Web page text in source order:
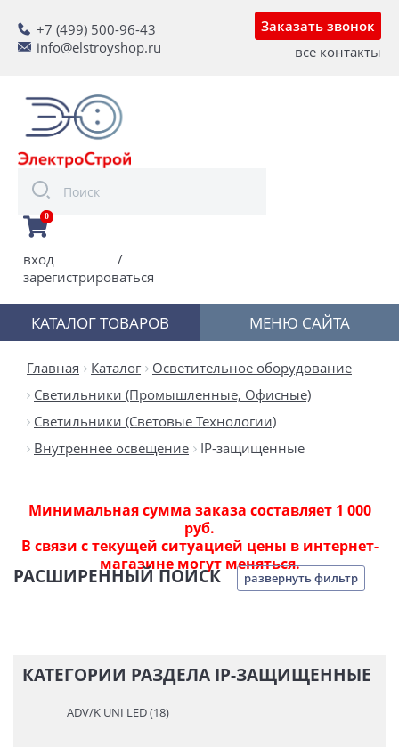
+7 (499) 500-96-43
info@elstroyshop.ru
Заказать звонок
все контакты
0
вход
/
зарегистрироваться
КАТАЛОГ ТОВАРОВ МЕНЮ САЙТА
Главная Каталог
Осветительное оборудование
Светильники (Промышленные, Офисные)
Светильники (Световые Технологии)
Внутреннее освещение
IP-защищенные
Минимальная сумма заказа составляет 1 000
руб.
В связи с текущей ситуацией цены в интернет-
магазине могут меняться.
РАСШИРЕННЫЙ ПОИСК развернуть фильтр
КАТЕГОРИИ РАЗДЕЛА IP-ЗАЩИЩЕННЫЕ
ADV/K UNI LED (18)